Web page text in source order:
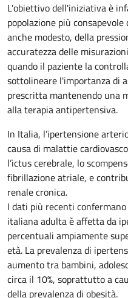
L'obiettivo dell'iniziativa è
popolazione più
anche modesto, della
accuratezza delle
quando il paziente la
sottolineare l'importanza di
prescritta mantenendo una
alla terapia antipertensiva.
In Italia, l’ipertensione
causa di malattie
l’ictus cerebrale, lo
fibrillazione atriale, e
renale cronica.
I dati più recenti
italiana adulta è affetta da
percentuali ampiamente
età. La prevalenza di
aumento tra bambini,
circa il 10%, soprattutto a
della prevalenza di obesità.